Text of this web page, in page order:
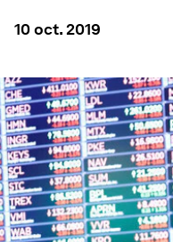
10 oct. 2019